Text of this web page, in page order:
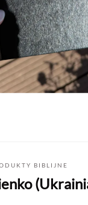
BIBLIJNE